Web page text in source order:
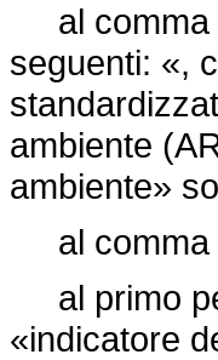
al comma
seguenti: «,
ambiente
ambiente»
al comma
al primo
«indicatore